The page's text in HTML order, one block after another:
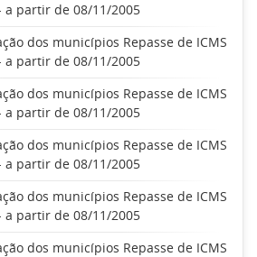
a partir de 08/11/2005
dos municípios Repasse de ICMS
a partir de 08/11/2005
dos municípios Repasse de ICMS
a partir de 08/11/2005
dos municípios Repasse de ICMS
a partir de 08/11/2005
dos municípios Repasse de ICMS
a partir de 08/11/2005
dos municípios Repasse de ICMS